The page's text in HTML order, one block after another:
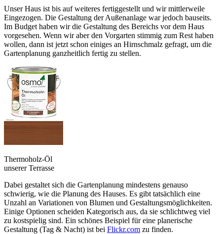
Unser Haus ist bis auf weiteres fertiggestellt und wir mittlerweile
Eingezogen. Die Gestaltung der Außenanlage war jedoch bauseits.
Im Budget haben wir die Gestaltung des Bereichs vor dem Haus
vorgesehen. Wenn wir aber den Vorgarten stimmig zum Rest haben
wollen, dann ist jetzt schon einiges an Hirnschmalz gefragt, um die
Gartenplanung ganzheitlich fertig zu stellen.
Thermoholz-Öl
unserer Terrasse
Dabei gestaltet sich die Gartenplanung mindestens genauso
schwierig, wie die Planung des Hauses. Es gibt tatsächlich eine
Unzahl an Variationen von Blumen und Gestaltungsmöglichkeiten.
Einige Optionen scheiden Kategorisch aus, da sie schlichtweg viel
zu kostspielig sind. Ein schönes Beispiel für eine planerische
Gestaltung (Tag & Nacht) ist bei Flickr.com zu finden.